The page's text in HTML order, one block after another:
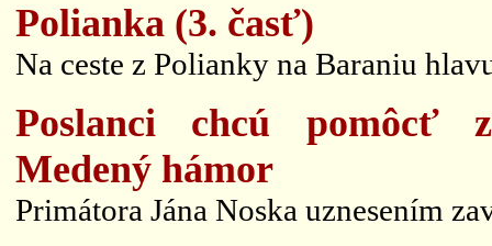
Polianka (3. časť)
Na ceste z Polianky na Baraniu
Poslanci chcú pomôcť
Medený hámor
Primátora Jána Noska uznesením